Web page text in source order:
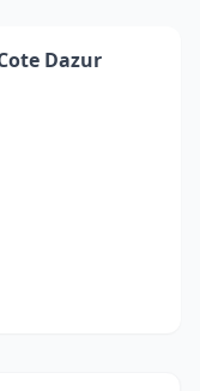
Dazur